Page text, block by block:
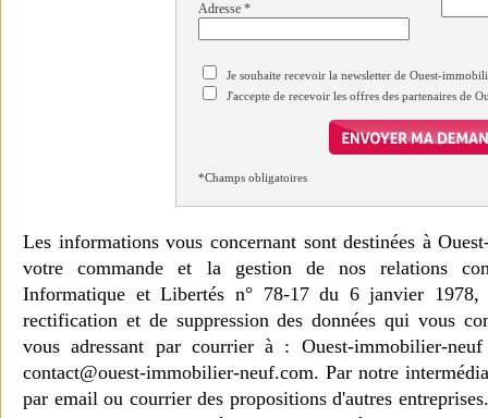
Adresse *
Je souhaite recevoir la newsletter de Ouest-
J'accepte de recevoir les offres des partenaires de
*Champs obligatoires
Les informations vous concernant sont destinées à
votre commande et la gestion de nos relations
Informatique et Libertés n° 78-17 du 6 janvier 1978,
rectification et de suppression des données qui vous
vous adressant par courrier à : Ouest-immobilier-
contact@ouest-immobilier-neuf.com. Par notre
par email ou courrier des propositions d'autres